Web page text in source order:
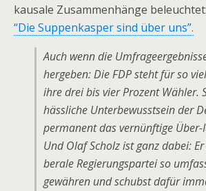
kausale Zusammenhänge beleuchtet:
“Die Suppenkasper sind über uns”.
Auch wenn die
hergeben: Die FDP steht für so
ihre drei bis vier Prozent Wähler.
hässliche Unterbewusstsein der
permanent das vernünftige
Und Olaf Scholz ist ganz dabei:
berale Regierungspartei so
gewähren und schubst dafür